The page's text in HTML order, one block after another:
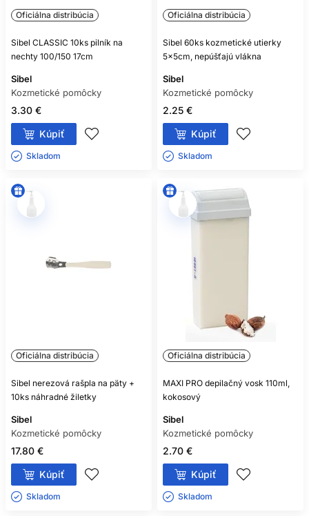
Oficiálna distribúcia
Sibel CLASSIC 10ks pilník na
nechty 100/150 17cm
Sibel
Kozmetické pomôcky
3.30 €
Kúpiť
Skladom ㅤ
Oficiálna distribúcia
Sibel 60ks kozmetické utierky
5x5cm, nepúšťajú vlákna
Sibel
Kozmetické pomôcky
2.25 €
Kúpiť
Skladom ㅤ
Oficiálna distribúcia
Sibel nerezová rašpla na päty +
10ks náhradné žiletky
Sibel
Kozmetické pomôcky
17.80 €
Kúpiť
Skladom ㅤ
Oficiálna distribúcia
MAXI PRO depilačný vosk 110ml,
kokosový
Sibel
Kozmetické pomôcky
2.70 €
Kúpiť
Skladom ㅤ